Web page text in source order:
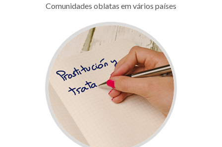
Comunidades oblatas em vários países